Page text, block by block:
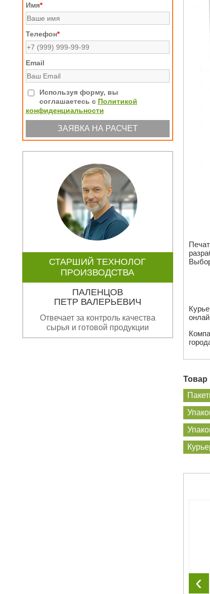
Имя*
Телефон*
Email
Используя форму, вы
соглашаетесь с Политикой
конфиденциальности
СТАРШИЙ ТЕХНОЛОГ
ПРОИЗВОДСТВА
ПАЛЕНЦОВ
ПЕТР ВАЛЕРЬЕВИЧ
Отвечает за контроль качества
сырья и готовой продукции
Товар
‹